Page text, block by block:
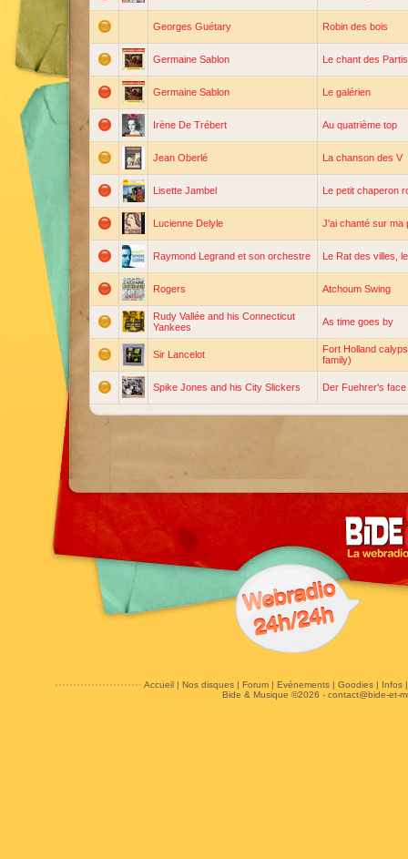
Georges Guétary Robin des bois
Germaine Sablon Le chant des
Germaine Sablon Le galérien
Irène De Trébert Au quatrième top
Jean Oberlé La chanson des V
Lisette Jambel Le petit chaperon
Lucienne Delyle J'ai chanté sur ma
Raymond Legrand et son orchestre Le Rat des villes,
Rogers Atchoum Swing
Rudy Vallée and his Connecticut
Yankees
As time goes by
Sir Lancelot
Fort Holland
family)
Spike Jones and his City Slickers Der Fuehrer's face
Accueil| Nos disques| Forum| Evénements| Goodies| Infos
Bide & Musique ©2026 - contact@bide-et-